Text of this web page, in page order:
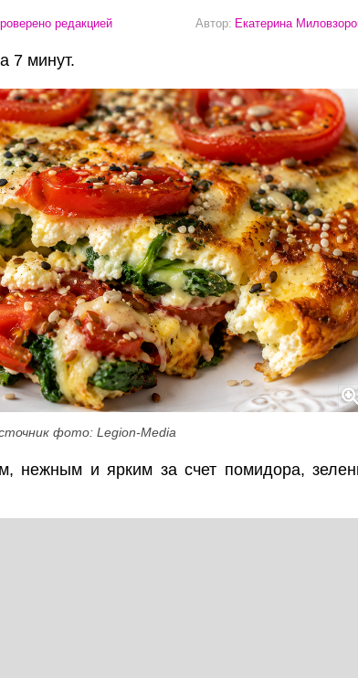
редакцией Автор: Екатерина
7 минут.
фото: Legion-Media
нежным и ярким за счет помидора,